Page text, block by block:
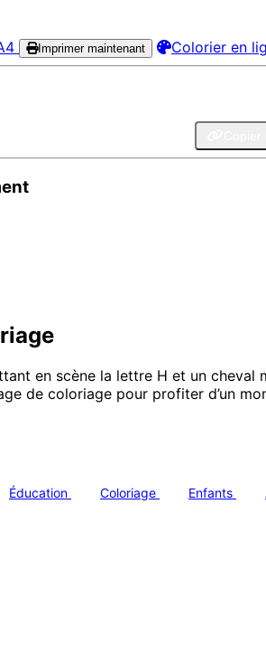
Imprimer maintenant Colorier en
en scène la lettre H et un
de coloriage pour profiter d’un
Éducation Coloriage Enfants